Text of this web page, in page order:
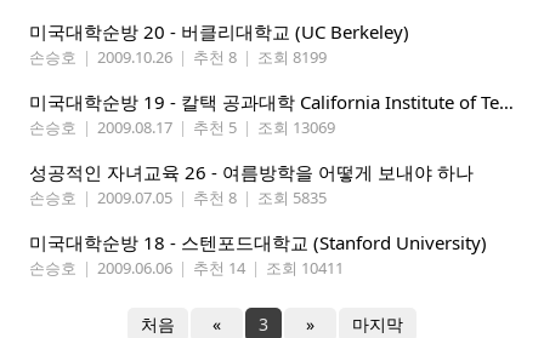
미국대학순방 20 - 버클리대학교 (UC Berkeley)
손승호 | 2009.10.26 | 추천 8 | 조회 8199
미국대학순방 19 - 칼택 공과대학 California Institute of Technology
손승호 | 2009.08.17 | 추천 5 | 조회 13069
성공적인 자녀교육 26 - 여름방학을 어떻게 보내야 하나
손승호 | 2009.07.05 | 추천 8 | 조회 5835
미국대학순방 18 - 스텐포드대학교 (Stanford University)
손승호 | 2009.06.06 | 추천 14 | 조회 10411
처음 « 3 » 마지막